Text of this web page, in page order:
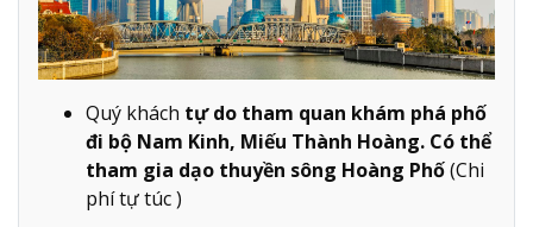
Quý khách tự do tham quan khám phá phố
đi bộ Nam Kinh, Miếu Thành Hoàng. Có thể
tham gia dạo thuyền sông Hoàng Phố(Chi
phí tự túc )